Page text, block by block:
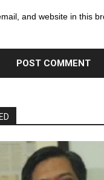
and website in this